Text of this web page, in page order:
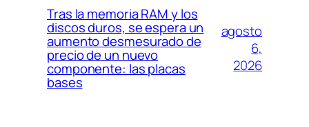
Tras la memoria RAM y los
discos duros, se espera un
aumento desmesurado de
precio de un nuevo
componente: las placas
bases
agosto
6,
2026